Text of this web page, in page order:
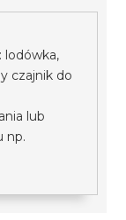
lodówka,
czajnik do
lub
np.